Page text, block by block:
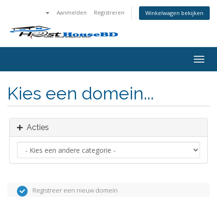
Aanmelden Registreren Winkelwagen bekijken
in-/
Kies een domein...
Acties
Registreer een nieuw domein